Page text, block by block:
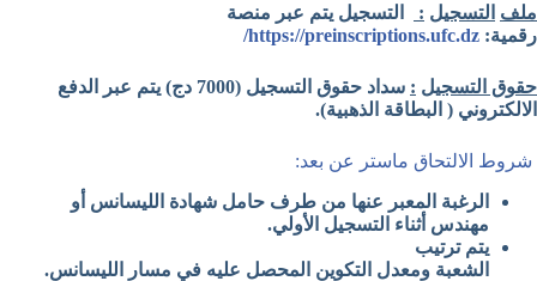
ملف التسجيل :
التسجيل يتم عبر منصة
رقمية: https://preinscriptions.ufc.dz/
حقوق التسجيل :
سداد حقوق التسجيل (7000 دج) يتم عبر الدفع
الالكتروني ( البطاقة الذهبية).
شروط الالتحاق ماستر عن بعد:
الرغبة المعبر عنها من طرف حامل شهادة الليسانس أو
مهندس أثناء التسجيل الأولي.
يتم ترتيب
الشعبة ومعدل التكوين المحصل عليه في مسار الليسانس.